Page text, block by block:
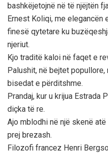
bashkëjetojnë në të njëjtën
Ernest Koliqi, me elegancën
finesë qytetare ku
njeriut.
Kjo traditë kaloi në faqet e
Palushit, në bejtet
bisedat e përditshme.
Prandaj, kur u krijua Estrada
diçka të re.
Ajo mblodhi në një skenë
prej brezash.
Filozofi francez Henri